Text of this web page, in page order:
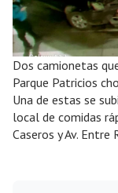
Dos camionetas
Parque Patricios
Una de estas se
local de comidas
Caseros y Av. Entre